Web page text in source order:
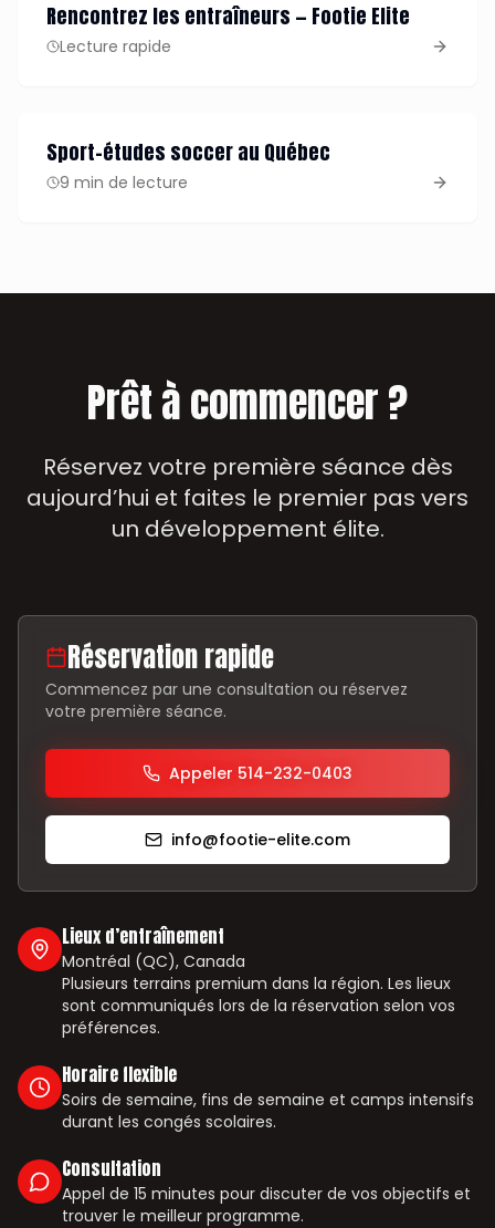
Rencontrez les entraîneurs — Footie Elite
Lecture rapide
Sport-études soccer au Québec
9 min de lecture
Prêt à commencer ?
Réservez votre première séance dès
aujourd’hui et faites le premier pas vers
un développement élite.
Réservation rapide
Commencez par une consultation ou réservez
votre première séance.
Appeler 514-232-0403
info@footie-elite.com
Lieux d’entraînement
Montréal (QC), Canada
Plusieurs terrains premium dans la région. Les lieux
sont communiqués lors de la réservation selon vos
préférences.
Horaire flexible
Soirs de semaine, fins de semaine et camps intensifs
durant les congés scolaires.
Consultation
Appel de 15 minutes pour discuter de vos objectifs et
trouver le meilleur programme.